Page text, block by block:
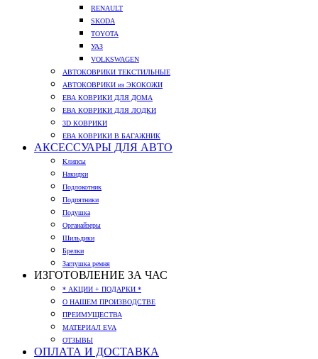
RENAULT
SKODA
TOYOTA
УАЗ
VOLKSWAGEN
АВТОКОВРИКИ ТЕКСТИЛЬНЫЕ
АВТОКОВРИКИ из ЭКОКОЖИ
ЕВА КОВРИКИ ДЛЯ ДОМА
ЕВА КОВРИКИ ДЛЯ ЛОДКИ
3D КОВРИКИ
ЕВА КОВРИКИ В БАГАЖНИК
АКСЕССУАРЫ ДЛЯ АВТО
Клипсы
Накидки
Подлокотник
Подпятники
Подушка
Органайзеры
Шильдики
Брелки
Заглушка ремня
ИЗГОТОВЛЕНИЕ ЗА ЧАС
* АКЦИИ + ПОДАРКИ *
О НАШЕМ ПРОИЗВОДСТВЕ
ПРЕИМУЩЕСТВА
МАТЕРИАЛ EVA
ОТЗЫВЫ
ОПЛАТА И ДОСТАВКА